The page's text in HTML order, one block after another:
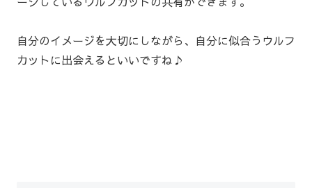
自分のイメージを大切にしながら、自分に似合うウルフ
カットに出会えるといいですね♪